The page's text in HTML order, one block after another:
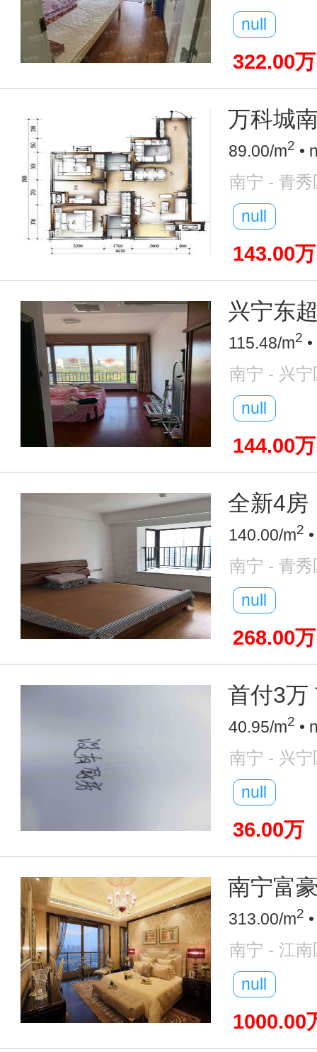
null
322.00万
万科城
89.00/m2 •
南宁 - 青秀
null
143.00万
兴宁东
115.48/m2
南宁 - 兴宁
null
144.00万
全新4房
140.00/m2
南宁 - 青秀
null
268.00万
首付3万
40.95/m2 •
南宁 - 兴宁
null
36.00万
南宁富
313.00/m2
南宁 - 江南
null
1000.00